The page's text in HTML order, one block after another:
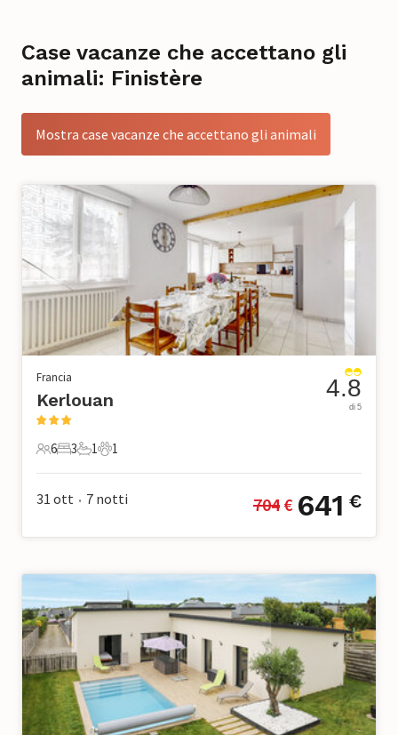
Case vacanze che accettano gli
animali: Finistère
Mostra case vacanze che accettano gli animali
Francia
Kerlouan
6 Ospiti
6
3 Camere da letto
3
1 Bagno
1
1 Animale domestico
1
4.8
di 5
31 ott • 7 notti 704 € 641 €